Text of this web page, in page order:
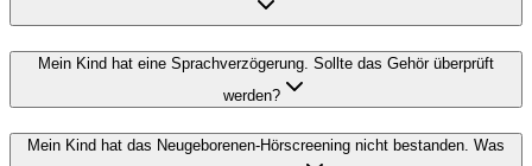
Mein Kind hat eine Sprachverzögerung. Sollte das Gehör überprüft
werden?
Mein Kind hat das Neugeborenen-Hörscreening nicht bestanden. Was